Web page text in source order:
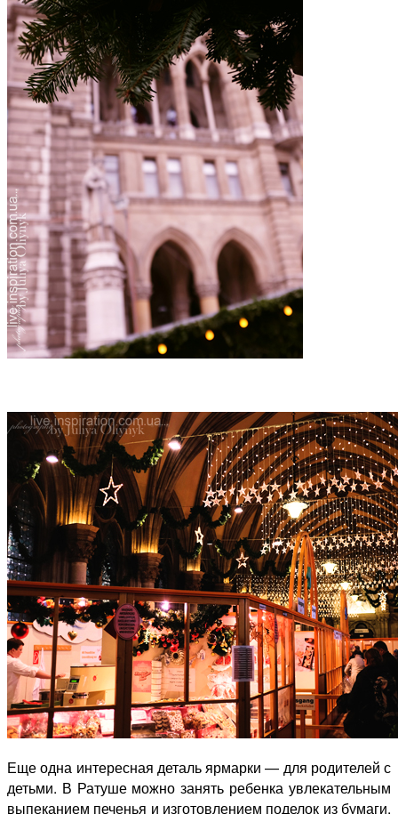
Еще одна интересная деталь ярмарки — для родителей с
детьми. В Ратуше можно занять ребенка увлекательным
выпеканием печенья и изготовлением поделок из бумаги.